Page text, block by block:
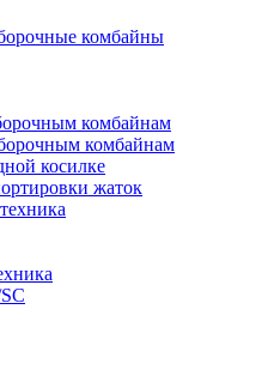
комбайны
комбайнам
комбайнам
косилке
жаток